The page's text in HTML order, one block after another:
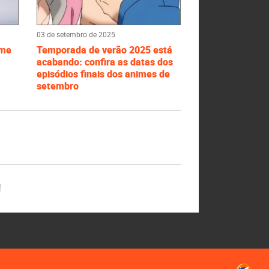
03 de setembro de 2025
Temporada de verão 2025 está
acabando: confira as datas dos
episódios finais dos animes de
setembro